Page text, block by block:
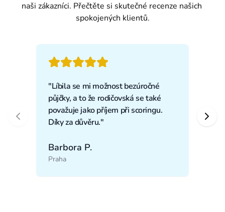
naši zákazníci. Přečtěte si skutečné recenze našich
spokojených klientů.
5out of 5 stars
"Líbila se mi možnost bezúročné
půjčky, a to že rodičovská se také
považuje jako příjem při scoringu.
Díky za důvěru."
Barbora P.
Praha